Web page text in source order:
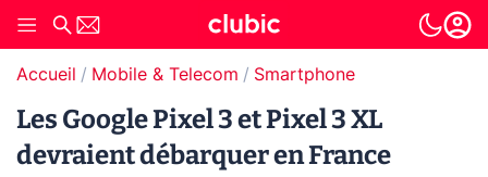
Accueil Mobile & Telecom Smartphone
Les Google Pixel 3 et Pixel 3 XL
devraient débarquer en France